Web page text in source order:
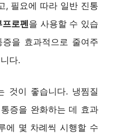
, 필요에 따라 일반 진통
프로펜을 사용할 수 있습
을 효과적으로 줄여주
다.
것이 좋습니다. 냉찜질
증을 완화하는 데 효과
에 몇 차례씩 시행할 수